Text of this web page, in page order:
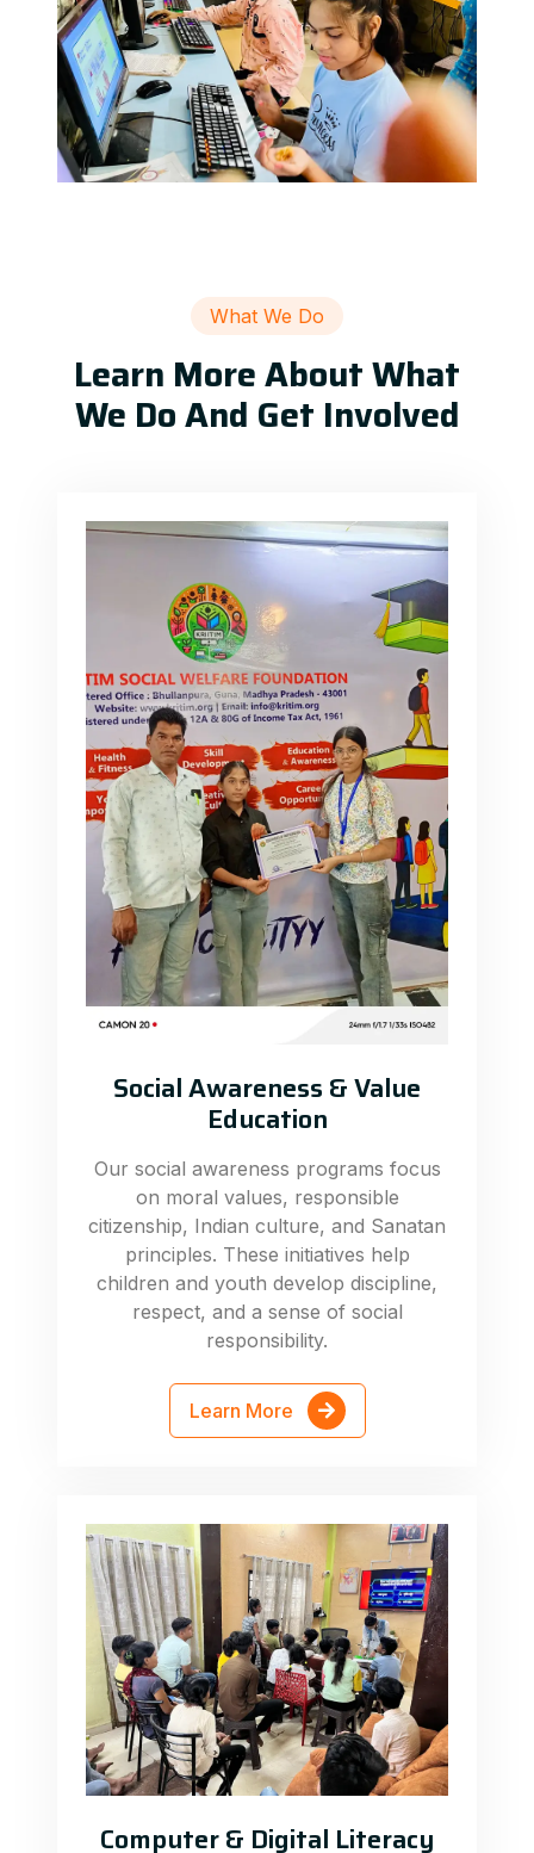
What We Do
Learn More About What
We Do And Get Involved
Social Awareness & Value
Education
Our social awareness programs focus
on moral values, responsible
citizenship, Indian culture, and Sanatan
principles. These initiatives help
children and youth develop discipline,
respect, and a sense of social
responsibility.
Learn More
Computer & Digital Literacy